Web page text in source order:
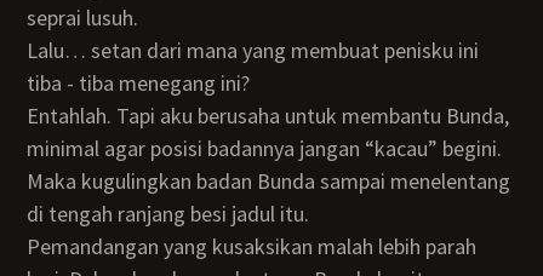
seprai lusuh.
Lalu… setan dari mana yang membuat penisku ini
tiba - tiba menegang ini?
Entahlah. Tapi aku berusaha untuk membantu Bunda,
minimal agar posisi badannya jangan “kacau” begini.
Maka kugulingkan badan Bunda sampai menelentang
di tengah ranjang besi jadul itu.
Pemandangan yang kusaksikan malah lebih parah